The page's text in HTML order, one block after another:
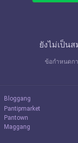
ยังไม่เป็น
ข้อกำหนดก
Bloggang
Pantipmarket
Pantown
Maggang